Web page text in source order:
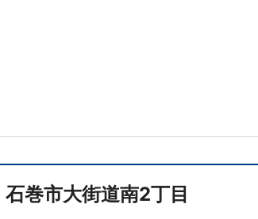
石巻市大街道南2丁目